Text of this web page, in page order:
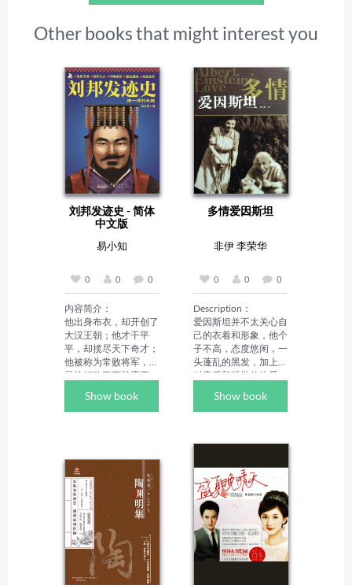
Other books that might interest you
刘邦发迹史 - 简体
中文版
易小知
0 0 0
内容简介：
他出身布衣，却开创了
大汉王朝；他才干平
平，却揽尽天下奇才；
他被称为常败将军，却
最终打败了西楚霸王。
皇帝——汉高祖刘邦。
他是如何掌握天下，又
你答案。他既见利忘义
又胸达大度，他既冷漠
无情又惜才爱才。时势
造英雄，一代草根成君
王。权权谋与智慧，成
王败寇后人评！
作者简介：
易水寒，文史作家，汉
代历史研究家。自称
Show book
多情爱因斯坦
非伊 李荣华
0 0 0
Description：
爱因斯坦并不太关心自
己的衣着和形象，他个
子不高，态度悠闲，一
头蓬乱的黑发，加上他
对音乐和哲学的热爱，
不是科学家。从外观上
看，他对女人们很有吸
方式、他演奏小提琴时
他后来具有传奇色彩的
智力，都极大地加深了
他的吸引力。但当他的
追求有可能变成一种严
肃的关系时，爱因斯坦
就会赶紧退回到他
的"小天地"里。虽然爱
因斯坦是位家喻户晓、
Show book